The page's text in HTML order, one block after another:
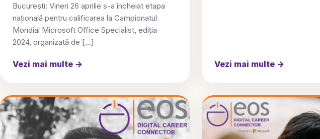
București: Vineri 26 aprilie s-a încheiat etapa
națională pentru calificarea la Campionatul
Mondial Microsoft Office Specialist, ediția
2024, organizată de […]
Vezi mai multe → Vezi mai multe →